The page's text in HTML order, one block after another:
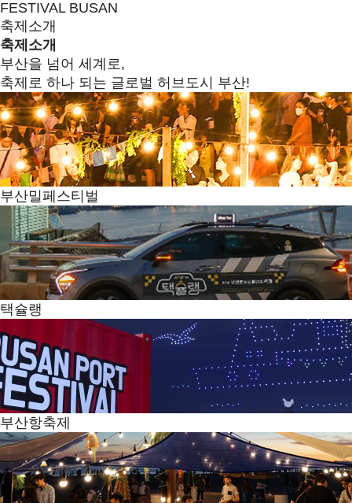
FESTIVAL BUSAN
축제소개
축제소개
부산을 넘어 세계로,
축제로 하나 되는 글로벌 허브도시 부산!
부산밀페스티벌
택슐랭
부산항축제